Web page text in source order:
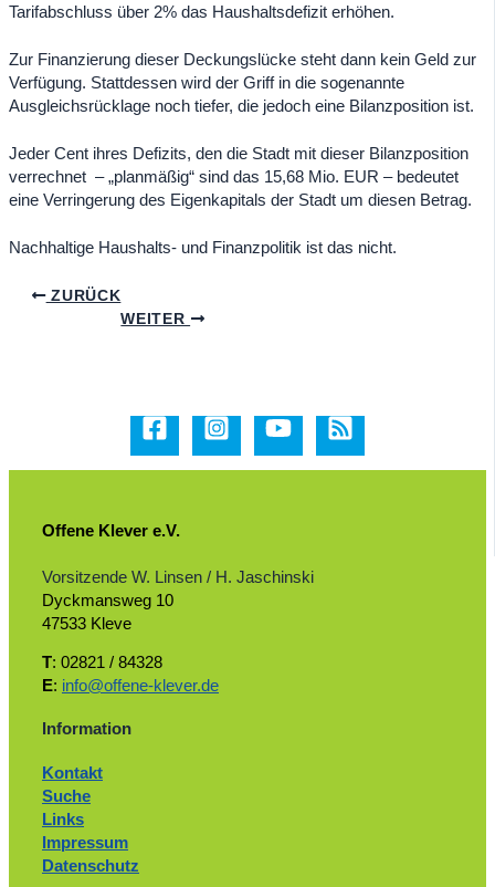
Tarifabschluss über 2% das Haushaltsdefizit erhöhen.
Zur Finanzierung dieser Deckungslücke steht dann kein Geld zur
Verfügung. Stattdessen wird der Griff in die sogenannte
Ausgleichsrücklage noch tiefer, die jedoch eine Bilanzposition ist.
Jeder Cent ihres Defizits, den die Stadt mit dieser Bilanzposition
verrechnet – „planmäßig“ sind das 15,68 Mio. EUR – bedeutet
eine Verringerung des Eigenkapitals der Stadt um diesen Betrag.
Nachhaltige Haushalts- und Finanzpolitik ist das nicht.
ZURÜCK
WEITER
Offene Klever e.V.
Vorsitzende W. Linsen / H. Jaschinski
Dyckmansweg 10
47533 Kleve
T: 02821 / 84328
E: info@offene-klever.de
Information
Kontakt
Suche
Links
Impressum
Datenschutz